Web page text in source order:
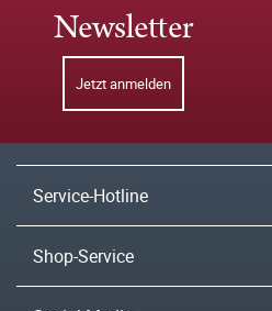
Newsletter
Jetzt anmelden
Service-Hotline
Shop-Service